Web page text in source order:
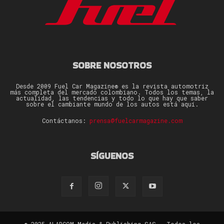
SOBRE NOSOTROS
Desde 2009 Fuel Car Magazine® es la revista automotriz
más completa del mercado colombiano. Todos los temas, la
actualidad, las tendencias y todo lo que hay que saber
sobre el cambiante mundo de los autos está aquí.
Contáctanos: prensa@fuelcarmagazine.com
SÍGUENOS